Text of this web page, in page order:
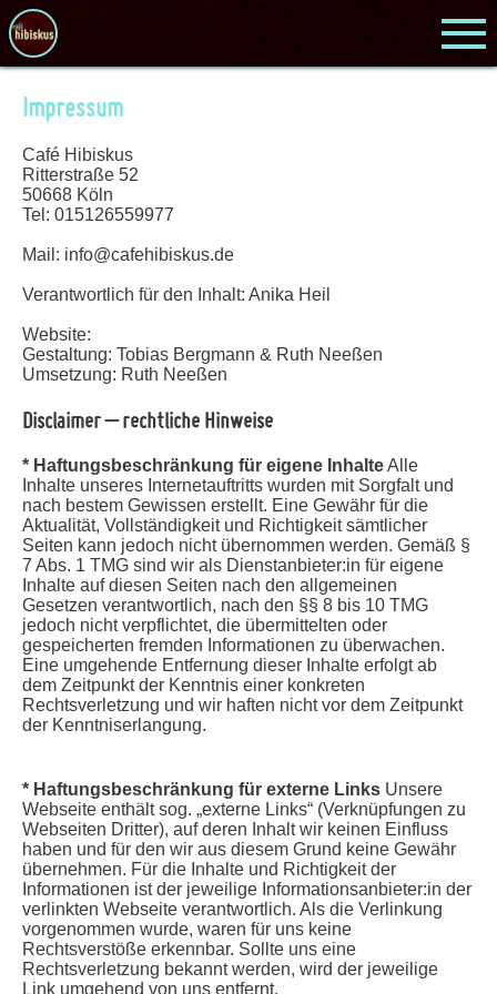
Impressum
Café Hibiskus
Ritterstraße 52
50668 Köln
Tel: 015126559977
Mail: info@cafehibiskus.de
Verantwortlich für den Inhalt: Anika Heil
Website:
Gestaltung: Tobias Bergmann & Ruth Neeßen
Umsetzung: Ruth Neeßen
Disclaimer – rechtliche Hinweise
* Haftungsbeschränkung für eigene InhalteAlle
Inhalte unseres Internetauftritts wurden mit Sorgfalt und
nach bestem Gewissen erstellt. Eine Gewähr für die
Aktualität, Vollständigkeit und Richtigkeit sämtlicher
Seiten kann jedoch nicht übernommen werden. Gemäß §
7 Abs. 1 TMG sind wir als Dienstanbieter:in für eigene
Inhalte auf diesen Seiten nach den allgemeinen
Gesetzen verantwortlich, nach den §§ 8 bis 10 TMG
jedoch nicht verpflichtet, die übermittelten oder
gespeicherten fremden Informationen zu überwachen.
Eine umgehende Entfernung dieser Inhalte erfolgt ab
dem Zeitpunkt der Kenntnis einer konkreten
Rechtsverletzung und wir haften nicht vor dem Zeitpunkt
der Kenntniserlangung.
* Haftungsbeschränkung für externe Links Unsere
Webseite enthält sog. „externe Links“ (Verknüpfungen zu
Webseiten Dritter), auf deren Inhalt wir keinen Einfluss
haben und für den wir aus diesem Grund keine Gewähr
übernehmen. Für die Inhalte und Richtigkeit der
Informationen ist der jeweilige Informationsanbieter:in der
verlinkten Webseite verantwortlich. Als die Verlinkung
vorgenommen wurde, waren für uns keine
Rechtsverstöße erkennbar. Sollte uns eine
Rechtsverletzung bekannt werden, wird der jeweilige
Link umgehend von uns entfernt.